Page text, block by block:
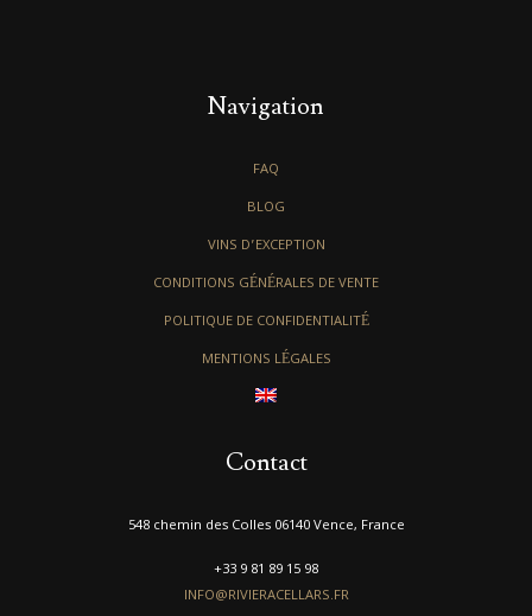
Navigation
FAQ
BLOG
VINS D’EXCEPTION
CONDITIONS GÉNÉRALES DE VENTE
POLITIQUE DE CONFIDENTIALITÉ
MENTIONS LÉGALES
Contact
548 chemin des Colles 06140 Vence, France
+33 9 81 89 15 98
INFO@RIVIERACELLARS.FR